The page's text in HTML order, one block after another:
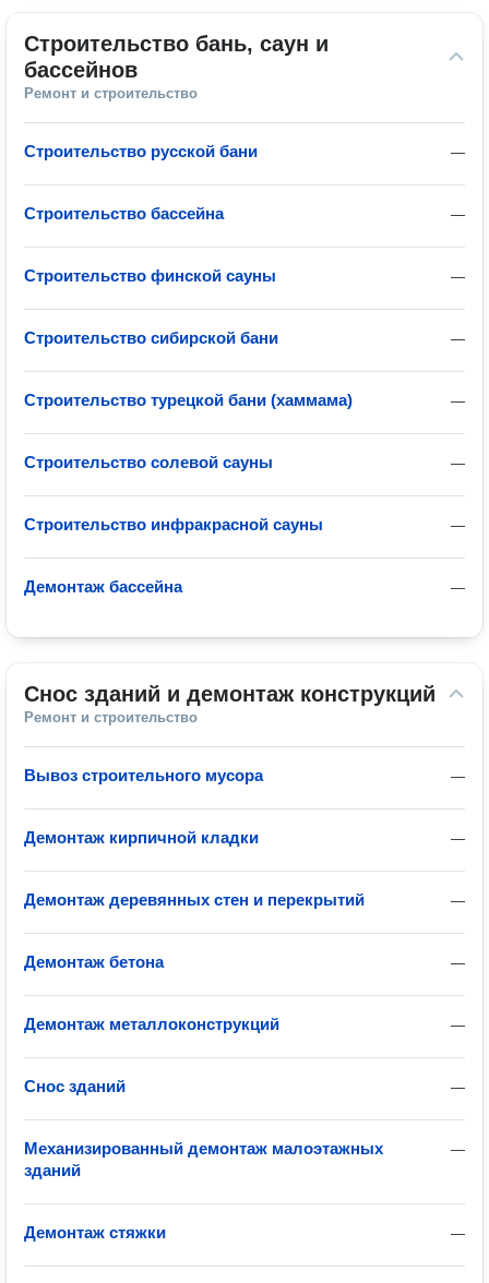
Строительство бань, саун и
бассейнов
Ремонт и строительство
—
Строительство русской бани
—
Строительство бассейна
—
Строительство финской сауны
—
Строительство сибирской бани
—
Строительство турецкой бани (хаммама)
—
Строительство солевой сауны
—
Строительство инфракрасной сауны
—
Демонтаж бассейна
Снос зданий и демонтаж конструкций
Ремонт и строительство
—
Вывоз строительного мусора
—
Демонтаж кирпичной кладки
—
Демонтаж деревянных стен и перекрытий
—
Демонтаж бетона
—
Демонтаж металлоконструкций
—
Снос зданий
—
Механизированный демонтаж малоэтажных
зданий
—
Демонтаж стяжки